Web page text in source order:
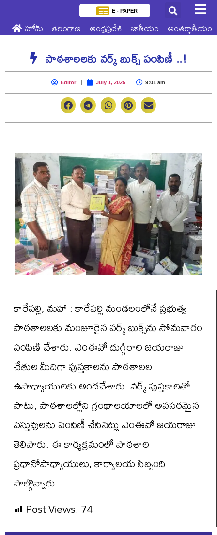
E - PAPER
హోమ్ తెలంగాణ ఆంధ్రప్రదేశ్ జాతీయం అంతర్జాతీయం
పాఠశాలలకు వర్క్‌ బుక్స్‌ పంపిణీ ..!
Editor July 1, 2025 9:01 am
కారేపల్లి, మహా : కారేపల్లి మండలంలోనే ప్రభుత్వ
పాఠశాలలకు మంజూరైన వర్క్‌ బుక్స్‌ను సోమవారం
పంపిణి చేశారు. ఎంఈవో దుగ్గిరాల జయరాజు
చేతుల మీదిగా పుస్తకాలను పాఠశాలల
ఉపాధ్యాయులకు అందచేశారు. వర్క్‌ పుస్తకాలతో
పాటు, పాఠశాలల్లోని గ్రంథాలయాలలో అవసరమైన
వస్తువులను పంపిణీ చేసినట్లు ఎంఈవో జయరాజు
తెలిపారు. ఈ కార్యక్రమంలో పాఠశాల
ప్రధానోపాధ్యాయులు, కార్యాలయ సిబ్బంది
పాల్గొన్నారు.
Post Views:74